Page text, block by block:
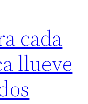
cada
llueve